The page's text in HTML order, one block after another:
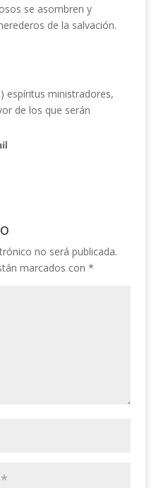
se asombren y
de la salvación.
espíritus ministradores,
de los que serán
no será publicada.
marcados con *